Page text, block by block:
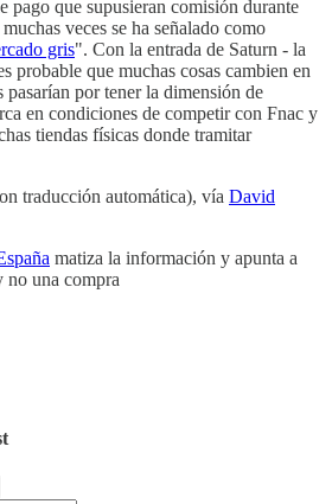
pago que supusieran comisión durante
veces se ha señalado como
gris". Con la entrada de Saturn - la
probable que muchas cosas cambien en
por tener la dimensión de
en condiciones de competir con Fnac y
tiendas físicas donde tramitar
traducción automática), vía David
matiza la información y apunta a
no una compra